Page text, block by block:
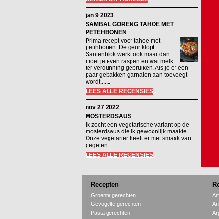
jan 9 2023
SAMBAL GORENG TAHOE MET
PETEHBONEN
Prima recept voor tahoe met
petihbonen. De geur klopt.
Santenblok werkt ook maar dan
moet je even raspen en wat melk
ter verdunning gebruiken. Als je er een
paar gebakken garnalen aan toevoegt
wordt.......
LEES ALLE RECENSIES
nov 27 2022
MOSTERDSAUS
Ik zocht een vegetarische variant op de
mosterdsaus die ik gewoonlijk maakte.
Onze vegetariër heeft er met smaak van
gegeten.
LEES ALLE RECENSIES
Recepten
Groente gerechten
Gevogelte gerechten
Pasta gerechten